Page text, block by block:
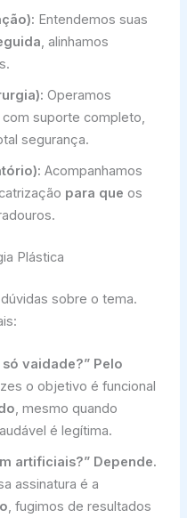
Entendemos suas
, alinhamos
Operamos
suporte completo,
segurança.
Acompanhamos
para que os
Plástica
dúvidas sobre o tema.
vaidade?” Pelo
o objetivo é funcional
, mesmo quando
é legítima.
artificiais?” Depende.
assinatura é a
, fugimos de resultados